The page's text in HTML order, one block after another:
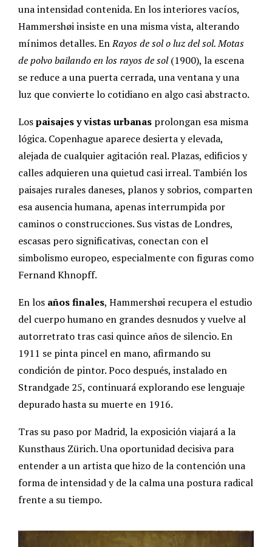
una intensidad contenida. En los interiores vacíos,
Hammershøi insiste en una misma vista, alterando
mínimos detalles. EnRayos de sol o luz del sol. Motas
de polvo bailando en los rayos de sol(1900), la escena
se reduce a una puerta cerrada, una ventana y una
luz que convierte lo cotidiano en algo casi abstracto.
Lospaisajes y vistas urbanas prolongan esa misma
lógica. Copenhague aparece desierta y elevada,
alejada de cualquier agitación real. Plazas, edificios y
calles adquieren una quietud casi irreal. También los
paisajes rurales daneses, planos y sobrios, comparten
esa ausencia humana, apenas interrumpida por
caminos o construcciones. Sus vistas de Londres,
escasas pero significativas, conectan con el
simbolismo europeo, especialmente con figuras como
Fernand Khnopff.
En los años finales, Hammershøi recupera el estudio
del cuerpo humano en grandes desnudos y vuelve al
autorretrato tras casi quince años de silencio. En
1911 se pinta pincel en mano, afirmando su
condición de pintor. Poco después, instalado en
Strandgade 25, continuará explorando ese lenguaje
depurado hasta su muerte en 1916.
Tras su paso por Madrid, la exposición viajará a la
Kunsthaus Zürich. Una oportunidad decisiva para
entender a un artista que hizo de la contención una
forma de intensidad y de la calma una postura radical
frente a su tiempo.